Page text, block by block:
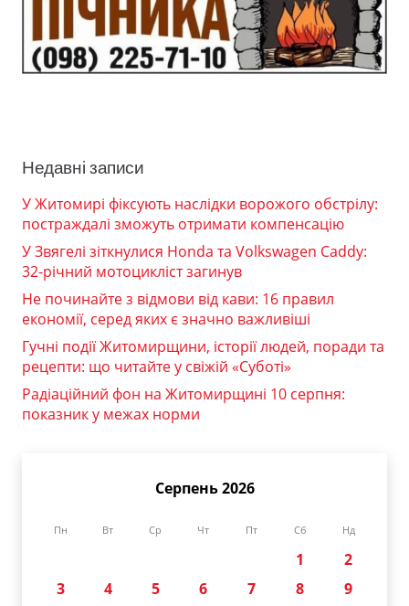
Недавні записи
У Житомирі фіксують наслідки ворожого обстрілу:
постраждалі зможуть отримати компенсацію
У Звягелі зіткнулися Honda та Volkswagen Caddy:
32-річний мотоцикліст загинув
Не починайте з відмови від кави: 16 правил
економії, серед яких є значно важливіші
Гучні події Житомирщини, історії людей, поради та
рецепти: що читайте у свіжій «Суботі»
Радіаційний фон на Житомирщині 10 серпня:
показник у межах норми
Серпень 2026
Пн Вт Ср Чт Пт Сб Нд
1
2
3
4 5 6 7 8
9